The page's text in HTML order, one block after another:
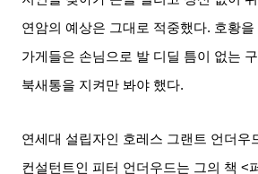
연암의 예상은 그대로 적중했다. 호황을
가게들은 손님으로 발 디딜 틈이 없는
북새통을 지켜만 봐야 했다.
연세대 설립자인 호레스 그랜트 언더우
컨설턴트인 피터 언더우드는 그의 책 <